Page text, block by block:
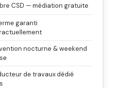
CSD — médiation gratuite
garanti
nocturne & weekend
de travaux dédié